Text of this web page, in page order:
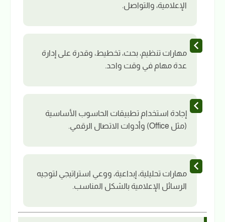
الإعلامية، والتواصل.
مهارات تنظيم، بحث، تخطيط، وقدرة على إدارة
عدة مهام في وقت واحد.
إجادة استخدام تطبيقات الحاسوب الأساسية
(مثل Office) وأدوات الاتصال الرقمي.
مهارات تحليلية، إبداعية، ووعي استراتيجي لتوجيه
الرسائل الإعلامية بالشكل المناسب.